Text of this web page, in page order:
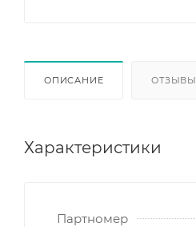
ОПИСАНИЕ ОТЗЫВЫ
Характеристики
Партномер